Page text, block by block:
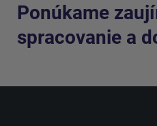
Ponúkame
spracovanie a